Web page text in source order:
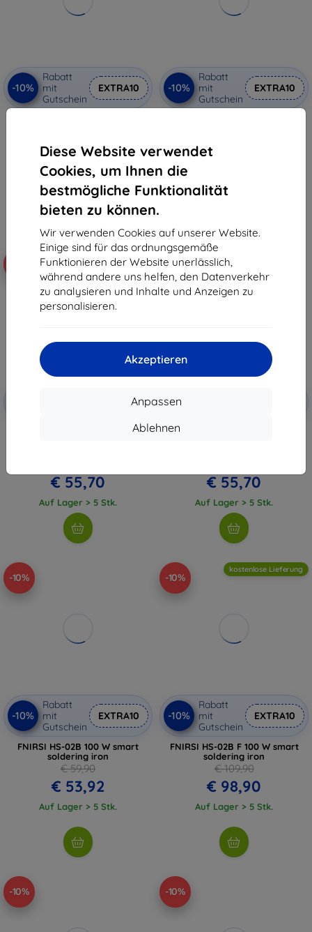
Diese Website verwendet
Cookies, um Ihnen die
bestmögliche Funktionalität
bieten zu können.
Wir verwenden Cookies auf unserer Website.
Einige sind für das ordnungsgemäße
Funktionieren der Website unerlässlich,
während andere uns helfen, den Datenverkehr
zu analysieren und Inhalte und Anzeigen zu
personalisieren.
Akzeptieren
Anpassen
Ablehnen
-10%
Rabatt
mit
Gutschein
EXTRA10
€ 124,12
Auf Lager > 5 Stk.
-10%
Rabatt
mit
Gutschein
EXTRA10
€ 21,52
EXTRA10
€ 55,70
Auf Lager > 5 Stk.
-10%
-10%
SigGen 3-in-1 FNIRSI DST-201
€ 55,70
Auf Lager > 5 Stk.
-10%
-10%
Rabatt
mit
Gutschein
EXTRA10
FNIRSI HS-02B 100 W smart
soldering iron
€ 59,90
€ 53,92
Auf Lager > 5 Stk.
-10%
kostenlose Lieferung
-10%
Rabatt
mit
Gutschein
EXTRA10
FNIRSI HS-02B F 100 W smart
soldering iron
€ 109,90
€ 98,90
Auf Lager > 5 Stk.
-10% -10%